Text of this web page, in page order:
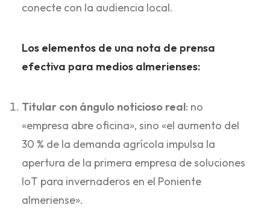
conecte con la audiencia local.
Los elementos de una nota de prensa
efectiva para medios almerienses:
Titular con ángulo noticioso real: no
«empresa abre oficina», sino «el aumento del
30 % de la demanda agrícola impulsa la
apertura de la primera empresa de soluciones
IoT para invernaderos en el Poniente
almeriense».